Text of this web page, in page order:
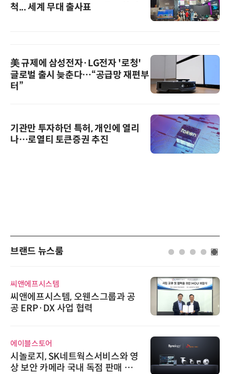
척... 세계 무대 출사표
美 규제에 삼성전자·LG전자 '로청'
글로벌 출시 늦춘다…“공급망 재편부
터”
기관만 투자하던 특허, 개인에 열리
나…로열티 토큰증권 추진
브랜드 뉴스룸
씨앤에프시스템
씨앤에프시스템, 오웬스그룹과 공
공 ERP·DX 사업 협력
에이블스토어
시놀로지, SK네트웍스서비스와 영
상 보안 카메라 국내 독점 판매 파